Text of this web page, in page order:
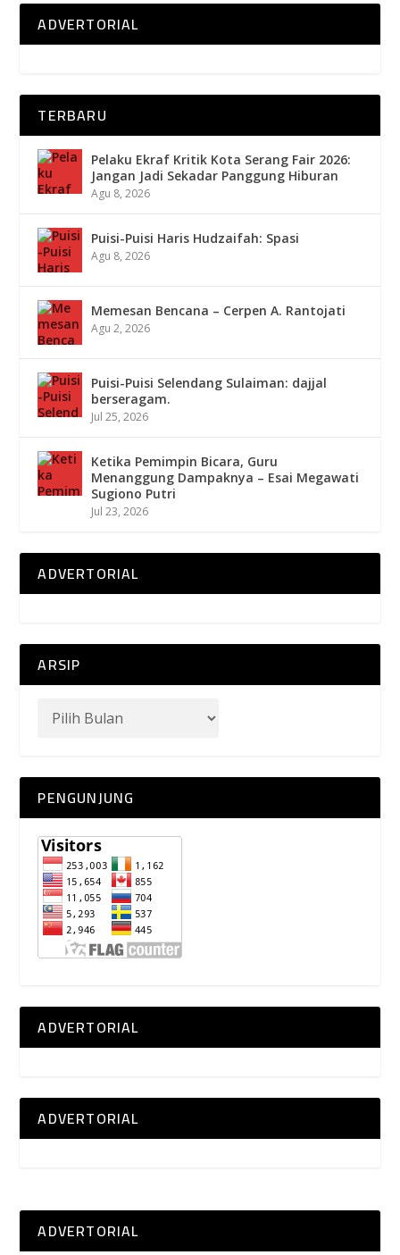
ADVERTORIAL
TERBARU
Pelaku Ekraf Kritik Kota Serang Fair 2026:
Jangan Jadi Sekadar Panggung Hiburan
Agu 8, 2026
Puisi-Puisi Haris Hudzaifah: Spasi
Agu 8, 2026
Memesan Bencana – Cerpen A. Rantojati
Agu 2, 2026
Puisi-Puisi Selendang Sulaiman: dajjal
berseragam.
Jul 25, 2026
Ketika Pemimpin Bicara, Guru
Menanggung Dampaknya – Esai Megawati
Sugiono Putri
Jul 23, 2026
ADVERTORIAL
ARSIP
PENGUNJUNG
ADVERTORIAL
ADVERTORIAL
ADVERTORIAL